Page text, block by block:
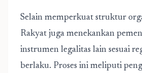
Selain memperkuat struktur
Rakyat juga menekankan
instrumen legalitas lain sesuai
berlaku. Proses ini meliputi